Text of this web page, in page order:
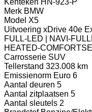
Merk BMW
Model X5
Uitvoering xDrive 40e
FULL-LED | NAVI-
HEATED-
Carrosserie SUV
Tellerstand 323.008 km
Emissienorm Euro 6
Aantal deuren 5
Aantal zitplaatsen 5
Aantal sleutels 2